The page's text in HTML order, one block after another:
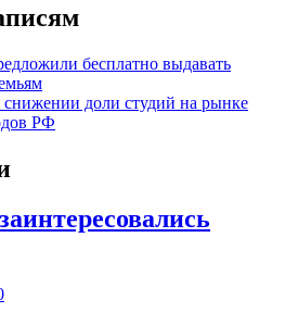
бесплатно выдавать
доли студий на рынке
РФ